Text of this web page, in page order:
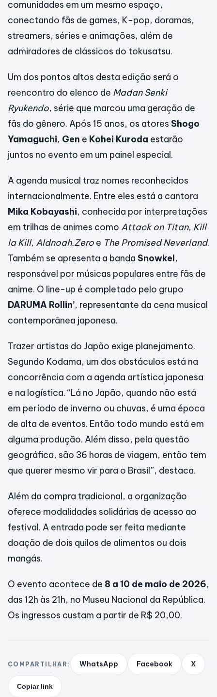
comunidades em um mesmo espaço,
conectando fãs de games, K-pop, doramas,
streamers, séries e animações, além de
admiradores de clássicos do tokusatsu.
Um dos pontos altos desta edição será o
reencontro do elenco de Madan Senki
Ryukendo, série que marcou uma geração de
fãs do gênero. Após 15 anos, os atores Shogo
Yamaguchi, Gen e Kohei Kuroda estarão
juntos no evento em um painel especial.
A agenda musical traz nomes reconhecidos
internacionalmente. Entre eles está a cantora
Mika Kobayashi, conhecida por interpretações
em trilhas de animes como Attack on Titan, Kill
la Kill, Aldnoah.Zero e The Promised Neverland.
Também se apresenta a banda Snowkel,
responsável por músicas populares entre fãs de
anime. O line-up é completado pelo grupo
DARUMA Rollin’, representante da cena musical
contemporânea japonesa.
Trazer artistas do Japão exige planejamento.
Segundo Kodama, um dos obstáculos está na
concorrência com a agenda artística japonesa
e na logística. “Lá no Japão, quando não está
em período de inverno ou chuvas, é uma época
de alta de eventos. Então todo mundo está em
alguma produção. Além disso, pela questão
geográfica, são 36 horas de viagem, então tem
que querer mesmo vir para o Brasil”, destaca.
Além da compra tradicional, a organização
oferece modalidades solidárias de acesso ao
festival. A entrada pode ser feita mediante
doação de dois quilos de alimentos ou dois
mangás.
O evento acontece de 8 a 10 de maio de 2026,
das 12h às 21h, no Museu Nacional da República.
Os ingressos custam a partir de R$ 20,00.
COMPARTILHAR: WhatsApp Facebook X
Copiar link